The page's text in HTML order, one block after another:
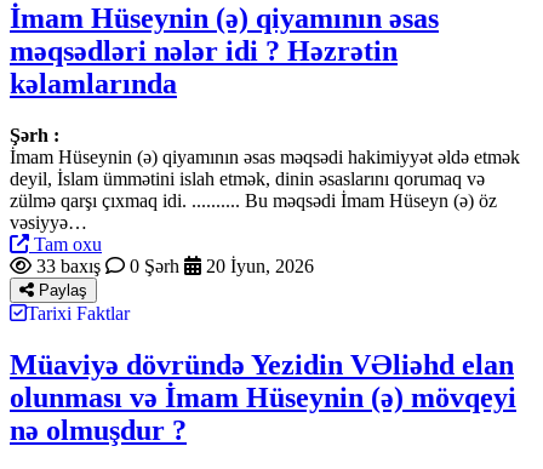
İmam Hüseynin (ə) qiyamının əsas
məqsədləri nələr idi ? Həzrətin
kəlamlarında
Şərh :
İmam Hüseynin (ə) qiyamının əsas məqsədi hakimiyyət əldə etmək
deyil, İslam ümmətini islah etmək, dinin əsaslarını qorumaq və
zülmə qarşı çıxmaq idi. .......... Bu məqsədi İmam Hüseyn (ə) öz
vəsiyyə…
Tam oxu
33 baxış
0 Şərh 20 İyun, 2026
Paylaş
Tarixi Faktlar
Müaviyə dövründə Yezidin VƏliəhd elan
olunması və İmam Hüseynin (ə) mövqeyi
nə olmuşdur ?